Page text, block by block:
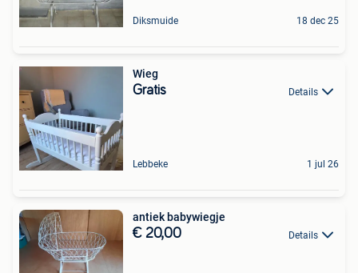
Diksmuide 18 dec 25
Wieg
Gratis Details
Lebbeke 1 jul 26
antiek babywiegje
€ 20,00 Details